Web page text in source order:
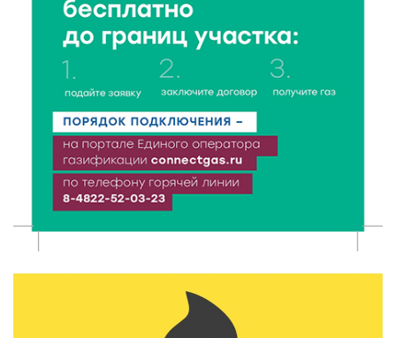
7 Авг 2026 18:01 243
День арбуза отметили ребята в Андреапольском
Доме культуры
7 Авг 2026 17:02 287
Названы первые победители программы «Земский
работник культуры» в Тверской области
7 Авг 2026 16:32 478
Твери
434